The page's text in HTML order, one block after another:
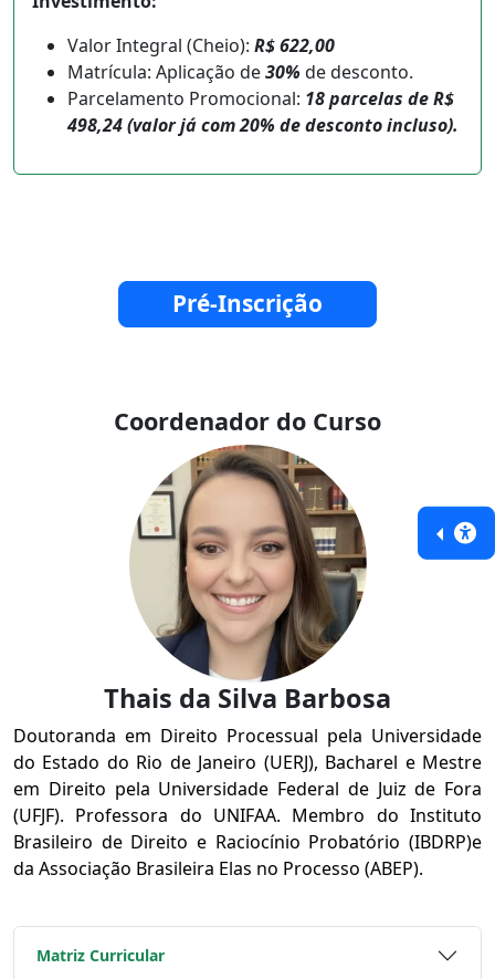
Valor Integral (Cheio): R$ 622,00
Matrícula: Aplicação de30% de desconto.
Parcelamento Promocional: 18 parcelas de R$
498,24 (valor já com 20% de desconto incluso).
Pré-Inscrição
Coordenador do Curso
Thais da Silva Barbosa
Doutoranda em Direito Processual pela Universidade
do Estado do Rio de Janeiro (UERJ), Bacharel e Mestre
em Direito pela Universidade Federal de Juiz de Fora
(UFJF). Professora do UNIFAA. Membro do Instituto
Brasileiro de Direito e Raciocínio Probatório (IBDRP)e
da Associação Brasileira Elas no Processo (ABEP).
Matriz Curricular